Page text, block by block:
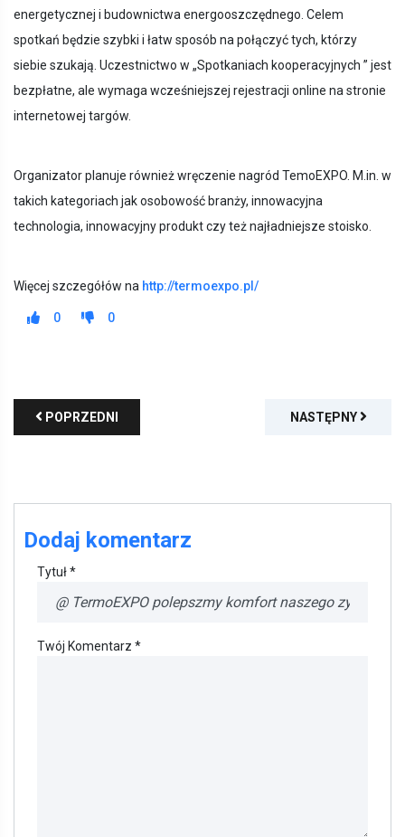
energetycznej i budownictwa energooszczędnego. Celem
spotkań będzie szybki i łatw sposób na połączyć tych, którzy
siebie szukają. Uczestnictwo w „Spotkaniach kooperacyjnych ” jest
bezpłatne, ale wymaga wcześniejszej rejestracji online na stronie
internetowej targów.
Organizator planuje również wręczenie nagród TemoEXPO. M.in. w
takich kategoriach jak osobowość branży, innowacyjna
technologia, innowacyjny produkt czy też najładniejsze stoisko.
Więcej szczegółów na http://termoexpo.pl/
0 0
POPRZEDNI NASTĘPNY
Dodaj komentarz
Tytuł *
Twój Komentarz *